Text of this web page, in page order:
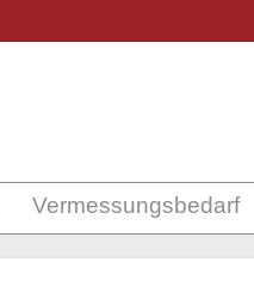
Vermessungsbedarf